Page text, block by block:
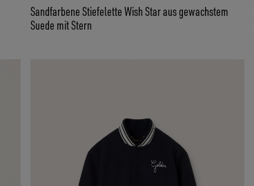
Sandfarbene Stiefelette Wish Star aus gewachstem
Suede mit Stern